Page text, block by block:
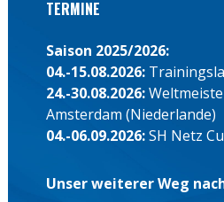
TERMINE
Saison 2025/2026:
04.-15.08.2026:
24.-30.08.2026:
Amsterdam (Niederlande)
04.-06.09.2026:SH Netz
Unser weiterer Weg